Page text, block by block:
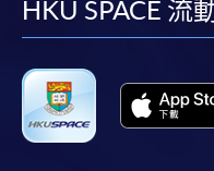
HKU SPACE 流